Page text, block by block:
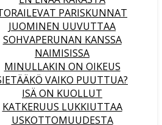
PARISKUNNAT
JUOMINEN UUVUTTAA
SOHVAPERUNAN KANSSA
NAIMISISSA
MINULLAKIN ON OIKEUS
VAIKO PUUTTUA?
ISÄ ON KUOLLUT
KATKERUUS LUKKIUTTAA
USKOTTOMUUDESTA